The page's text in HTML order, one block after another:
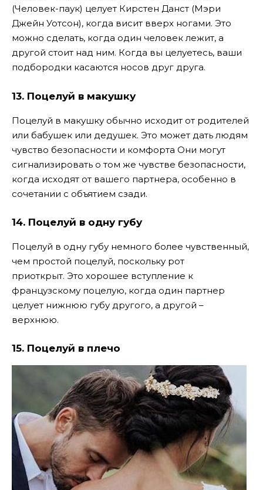
(Человек-паук) целует Кирстен Данст (Мэри
Джейн Уотсон), когда висит вверх ногами. Это
можно сделать, когда один человек лежит, а
другой стоит над ним. Когда вы целуетесь, ваши
подбородки касаются носов друг друга.
13. Поцелуй в макушку
Поцелуй в макушку обычно исходит от родителей
или бабушек или дедушек. Это может дать людям
чувство безопасности и комфорта Они могут
сигнализировать о том же чувстве безопасности,
когда исходят от вашего партнера, особенно в
сочетании с объятием сзади.
14. Поцелуй в одну губу
Поцелуй в одну губу немного более чувственный,
чем простой поцелуй, поскольку рот
приоткрыт. Это хорошее вступление к
французскому поцелую, когда один партнер
целует нижнюю губу другого, а другой –
верхнюю.
15. Поцелуй в плечо